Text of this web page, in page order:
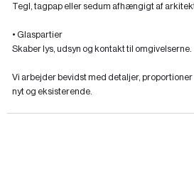
Tegl, tagpap eller sedum afhængigt af
• Glaspartier
Skaber lys, udsyn og kontakt til omgivelserne.
Vi arbejder bevidst med detaljer,
nyt og eksisterende.